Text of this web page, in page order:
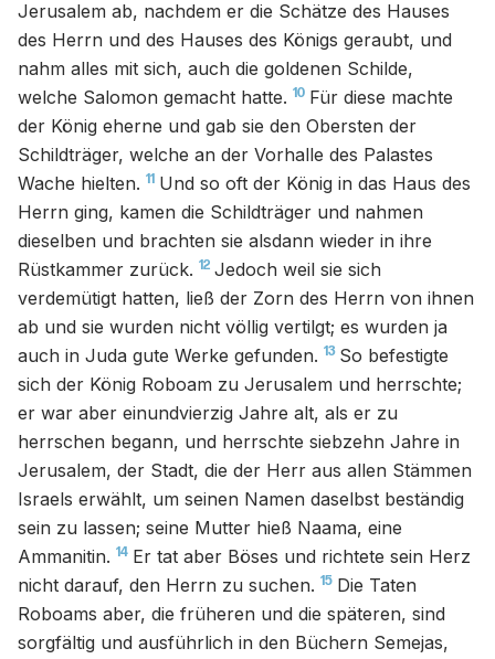
Jerusalem ab, nachdem er die Schätze des Hauses
des Herrn und des Hauses des Königs geraubt, und
nahm alles mit sich, auch die goldenen Schilde,
welche Salomon gemacht hatte. 10 Für diese machte
der König eherne und gab sie den Obersten der
Schildträger, welche an der Vorhalle des Palastes
Wache hielten. 11 Und so oft der König in das Haus des
Herrn ging, kamen die Schildträger und nahmen
dieselben und brachten sie alsdann wieder in ihre
Rüstkammer zurück. 12 Jedoch weil sie sich
verdemütigt hatten, ließ der Zorn des Herrn von ihnen
ab und sie wurden nicht völlig vertilgt; es wurden ja
auch in Juda gute Werke gefunden. 13 So befestigte
sich der König Roboam zu Jerusalem und herrschte;
er war aber einundvierzig Jahre alt, als er zu
herrschen begann, und herrschte siebzehn Jahre in
Jerusalem, der Stadt, die der Herr aus allen Stämmen
Israels erwählt, um seinen Namen daselbst beständig
sein zu lassen; seine Mutter hieß Naama, eine
Ammanitin. 14 Er tat aber Böses und richtete sein Herz
nicht darauf, den Herrn zu suchen. 15 Die Taten
Roboams aber, die früheren und die späteren, sind
sorgfältig und ausführlich in den Büchern Semejas,